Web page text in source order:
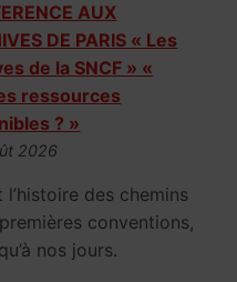
AUX
DE PARIS « Les
de la SNCF » «
ressources
? »
2026
des chemins
conventions,
nos jours.